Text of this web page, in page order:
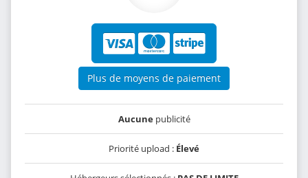
Plus de moyens de paiement
Aucunepublicité
Priorité upload : Élevé